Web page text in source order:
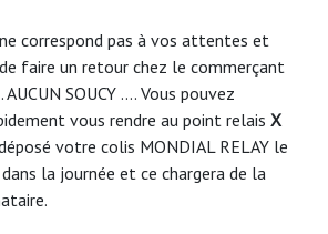
correspond pas à vos attentes et
faire un retour chez le commerçant
SOUCY …. Vous pouvez
vous rendre au point relais X
votre colis MONDIAL RELAY le
la journée et ce chargera de la